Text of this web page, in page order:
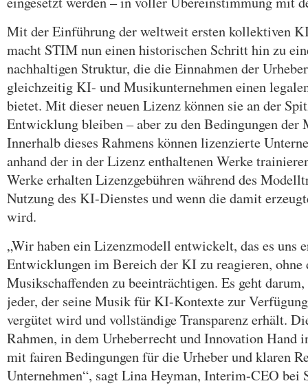
Mit der Einführung der weltweit ersten kollektiven
macht STIM nun einen historischen Schritt hin zu
nachhaltigen Struktur, die die Einnahmen der
gleichzeitig KI- und Musikunternehmen einen
bietet. Mit dieser neuen Lizenz können sie an der
Entwicklung bleiben – aber zu den Bedingungen der
Innerhalb dieses Rahmens können lizenzierte
anhand der in der Lizenz enthaltenen Werke
Werke erhalten Lizenzgebühren während des
Nutzung des KI-Dienstes und wenn die damit
wird.
„Wir haben ein Lizenzmodell entwickelt, das es uns
Entwicklungen im Bereich der KI zu reagieren, ohne
Musikschaffenden zu beeinträchtigen. Es geht
jeder, der seine Musik für KI-Kontexte zur
vergütet wird und vollständige Transparenz erhält.
Rahmen, in dem Urheberrecht und Innovation Hand
mit fairen Bedingungen für die Urheber und klaren
Unternehmen“, sagt Lina Heyman, Interim-CEO bei